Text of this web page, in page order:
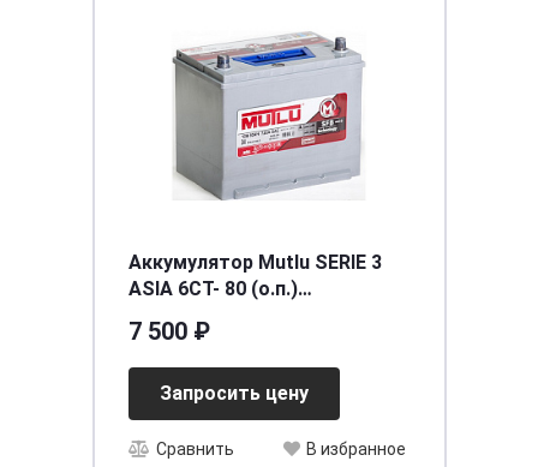
Аккумулятор Mutlu SERIE 3
ASIA 6CT- 80 (о.п.)
креп. [д260ш173в225/660]
7 500 ₽
Запросить цену
Сравнить В избранное